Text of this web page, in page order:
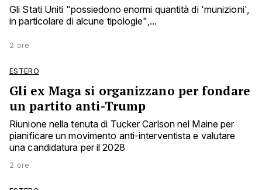
Gli Stati Uniti "possiedono enormi quantità di 'munizioni',
in particolare di alcune tipologie",...
2 ore
ESTERO
Gli ex Maga si organizzano per fondare
un partito anti-Trump
Riunione nella tenuta di Tucker Carlson nel Maine per
pianificare un movimento anti-interventista e valutare
una candidatura per il 2028
2 ore